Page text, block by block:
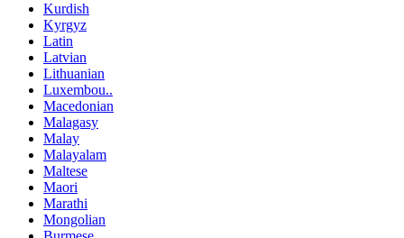
Kurdish
Kyrgyz
Latin
Latvian
Lithuanian
Luxembou..
Macedonian
Malagasy
Malay
Malayalam
Maltese
Maori
Marathi
Mongolian